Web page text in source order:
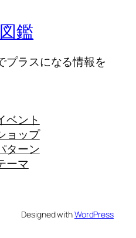
鑑
プラスになる情報を
ベント
ョップ
ターン
ーマ
Designed withWordPress